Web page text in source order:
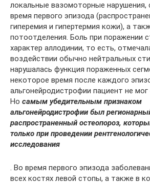
локальные вазомоторные нарушения,
время первого эпизода
гиперемия и гипертермия кожи), а
потоотделения. Боль при поражении
характер аллодинии, то есть,
воздействии обычно нейтральных
нарушалась функция пораженных
некоторое время после каждого
альгонейродистрофии пациент не мог
Но самым убедительным признаком
альгонейродистрофии был
распространенный остеопороз,
только при проведении
исследования
. Во время первого эпизода
всех костях левой стопы, а также в